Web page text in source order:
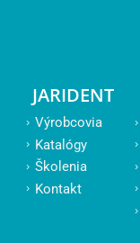
JARIDENT
Výrobcovia
Katalógy
Školenia
Kontakt